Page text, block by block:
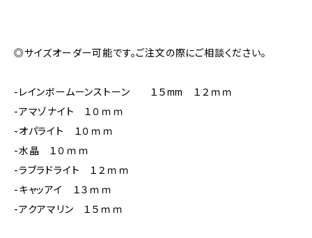
◎サイズオーダー可能です。ご注文の際にご相談ください。
-レインボームーンストーン １５mm １２ｍｍ
-アマゾナイト １０ｍｍ
-オパライト １０ｍｍ
-水晶 １０ｍｍ
-ラブラドライト １２ｍｍ
-キャッアイ １３ｍｍ
-アクアマリン １５ｍｍ